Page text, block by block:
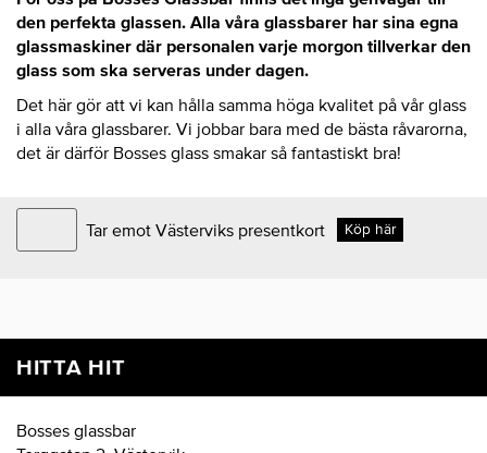
den perfekta glassen. Alla våra glassbarer har sina egna
glassmaskiner där personalen varje morgon tillverkar den
glass som ska serveras under dagen.
Det här gör att vi kan hålla samma höga kvalitet på vår glass
i alla våra glassbarer. Vi jobbar bara med de bästa råvarorna,
det är därför Bosses glass smakar så fantastiskt bra!
Tar emot Västerviks presentkort Köp här
HITTA HIT
Bosses glassbar